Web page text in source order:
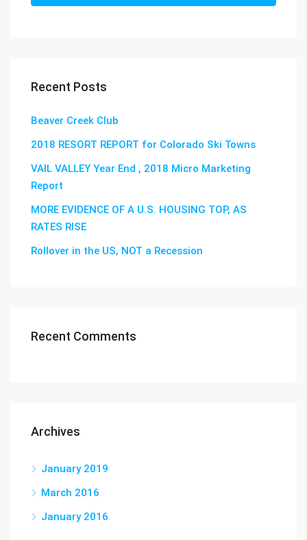
Recent Posts
Beaver Creek Club
2018 RESORT REPORT for Colorado Ski Towns
VAIL VALLEY Year End , 2018 Micro Marketing
Report
MORE EVIDENCE OF A U.S. HOUSING TOP, AS
RATES RISE
Rollover in the US, NOT a Recession
Recent Comments
Archives
January 2019
March 2016
January 2016